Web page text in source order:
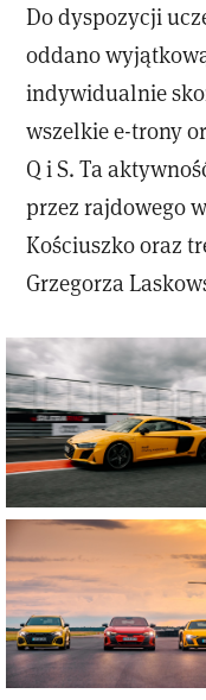
Do dyspozycji
oddano
indywidualnie
wszelkie e-trony
Q i S. Ta
przez rajdowego
Kościuszko oraz
Grzegorza